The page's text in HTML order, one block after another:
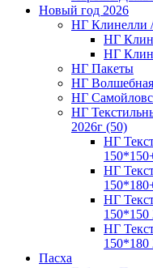
Новый год 2026
НГ Клинелли
НГ
НГ
НГ Пакеты
НГ
НГ
НГ
2026г (50)
НГ
НГ
НГ
150*150
НГ
150*180
Пасха